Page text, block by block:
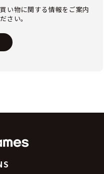
い物に関する情報をご案内
さい。